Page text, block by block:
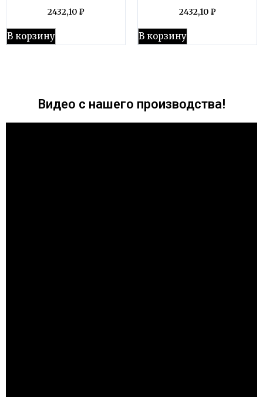
2432,10 ₽
В корзину
2432,10 ₽
В корзину
Видео с нашего производства!